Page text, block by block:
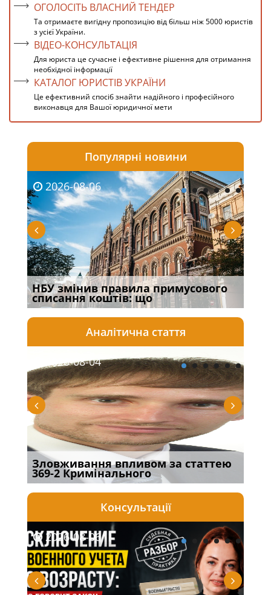
ОГОЛОСІТЬ ВЛАСНИЙ ТЕНДЕР
Та отримаєте вигідну пропозицію від більш ніж 5000 юристів
з усієї України.
ВІДЕО-КОНСУЛЬТАЦІЯ
Для юриста це сучасне і ефективне рішення для отримання
необхідної інформації
КАТАЛОГ ЮРИСТІВ УКРАЇНИ
Це ефективний спосіб знайти надійного і професійного
виконавця для Вашої юридичної мети
Популярні новини
2026-08-06
НБУ змінив правила примусового
списання коштів: що
Аналітична стаття
2026-08-04
Зловживання впливом за статтею
369-2 Кримінального
Консультації
2026-08-06